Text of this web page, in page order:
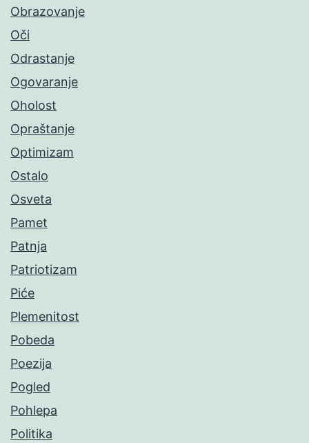
Obrazovanje
Oči
Odrastanje
Ogovaranje
Oholost
Opraštanje
Optimizam
Ostalo
Osveta
Pamet
Patnja
Patriotizam
Piće
Plemenitost
Pobeda
Poezija
Pogled
Pohlepa
Politika